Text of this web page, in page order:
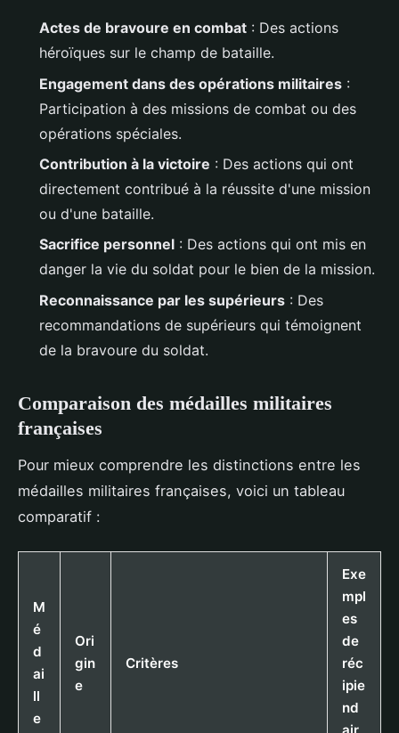
Actes de bravoure en combat : Des actions
héroïques sur le champ de bataille.
Engagement dans des opérations militaires :
Participation à des missions de combat ou des
opérations spéciales.
Contribution à la victoire : Des actions qui ont
directement contribué à la réussite d'une mission
ou d'une bataille.
Sacrifice personnel : Des actions qui ont mis en
danger la vie du soldat pour le bien de la mission.
Reconnaissance par les supérieurs : Des
recommandations de supérieurs qui témoignent
de la bravoure du soldat.
Comparaison des médailles militaires
françaises
Pour mieux comprendre les distinctions entre les
médailles militaires françaises, voici un tableau
comparatif :
M
é
d
ai
ll
e
Ori
gin
e
Critères
Exe
mpl
es
de
réc
ipie
nd
air